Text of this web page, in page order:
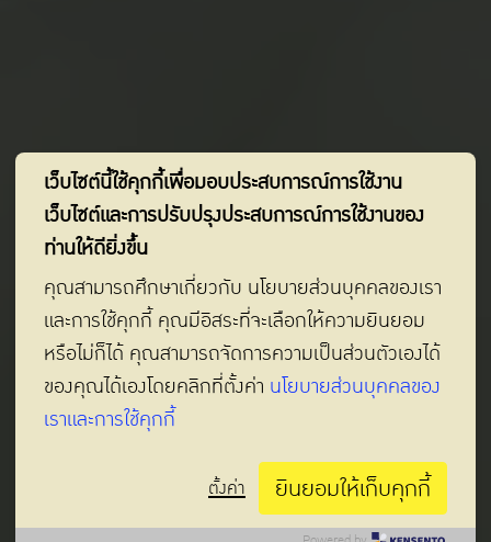
บทความน่าเลิฟ
สำหรับคุณแม่
เคล็ดลับและความรู้สำหรับคุณแม่
ตั้งแต่เริ่มตั้งครรภ์ ไปจนถึงคุณแม่หลังคลอด
บทความน่าเลิฟ
เว็บไซต์นี้ใช้คุกกี้เพื่อมอบประสบการณ์การใช้งาน
เว็บไซต์และการปรับปรุงประสบการณ์การใช้งานของ
ท่านให้ดียิ่งขึ้น
คุณสามารถศึกษาเกี่ยวกับ นโยบายส่วนบุคคลของเรา
และการใช้คุกกี้ คุณมีอิสระที่จะเลือกให้ความยินยอม
หรือไม่ก็ได้ คุณสามารถจัดการความเป็นส่วนตัวเองได้
ของคุณได้เองโดยคลิกที่ตั้งค่า นโยบายส่วนบุคคลของ
เราและการใช้คุกกี้
ตั้งค่า ยินยอมให้เก็บคุกกี้